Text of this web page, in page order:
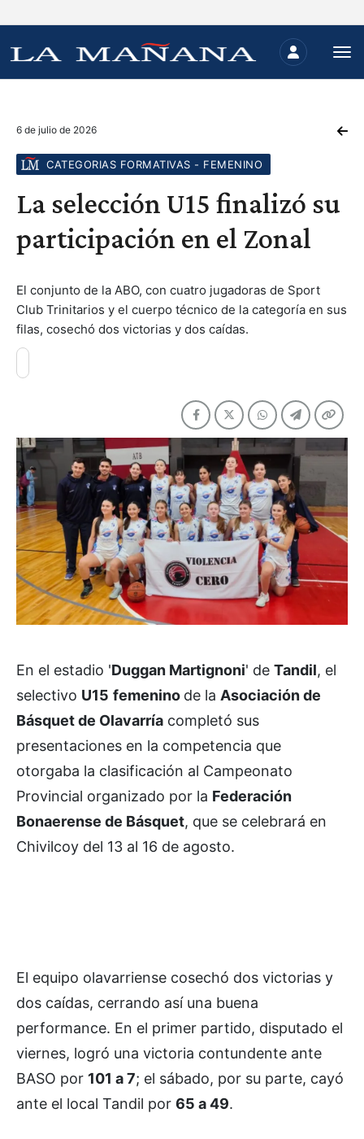
6 de julio de 2026
CATEGORIAS FORMATIVAS - FEMENINO
La selección U15 finalizó su
participación en el Zonal
El conjunto de la ABO, con cuatro jugadoras de Sport
Club Trinitarios y el cuerpo técnico de la categoría en sus
filas, cosechó dos victorias y dos caídas.
En el estadio 'Duggan Martignoni' de Tandil, el
selectivo U15 femenino de la Asociación de
Básquet de Olavarría completó sus
presentaciones en la competencia que
otorgaba la clasificación al Campeonato
Provincial organizado por la Federación
Bonaerense de Básquet, que se celebrará en
Chivilcoy del 13 al 16 de agosto.
El equipo olavarriense cosechó dos victorias y
dos caídas, cerrando así una buena
performance. En el primer partido, disputado el
viernes, logró una victoria contundente ante
BASO por 101 a 7; el sábado, por su parte, cayó
ante el local Tandil por 65 a 49.